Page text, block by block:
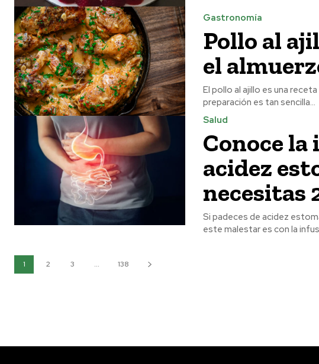
Gastronomía
Pollo al
el
El pollo al ajillo es una
preparación es tan sencilla...
Salud
Conoce
acidez
necesitas
Si padeces de acidez
este malestar es con la
1 2 3 ... 138